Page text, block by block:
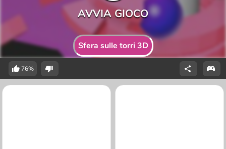
Sfera sulle torri 3D
76%